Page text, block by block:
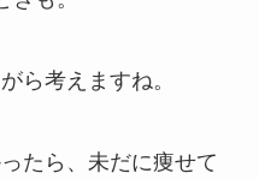
ら考えますね。
たら、未だに痩せて